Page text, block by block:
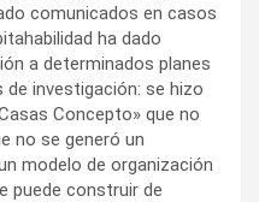
comunicados en casos
ha dado
a determinados planes
de investigación: se hizo
Concepto» que no
no se generó un
modelo de organización
puede construir de